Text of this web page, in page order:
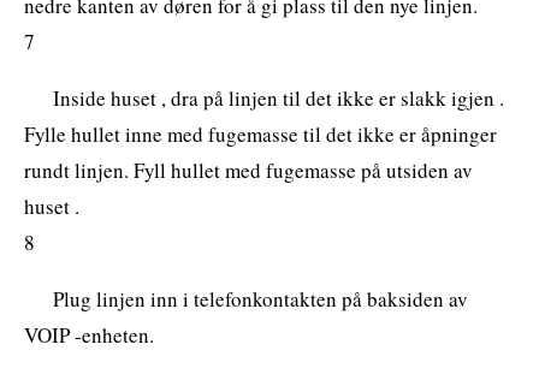
7
Inside huset , dra på linjen til det ikke er slakk igjen .
Fylle hullet inne med fugemasse til det ikke er åpninger
rundt linjen. Fyll hullet med fugemasse på utsiden av
huset .
8
Plug linjen inn i telefonkontakten på baksiden av
VOIP -enheten.